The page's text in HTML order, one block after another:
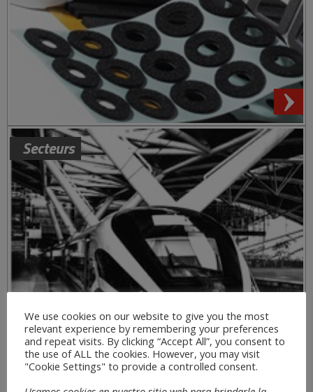
Secteurs
We use cookies on our website to give you the most
relevant experience by remembering your preferences
and repeat visits. By clicking “Accept All”, you consent to
the use of ALL the cookies. However, you may visit
"Cookie Settings" to provide a controlled consent.